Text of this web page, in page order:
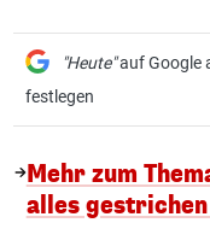
"Heute"auf Google
festlegen
Mehr zum
alles